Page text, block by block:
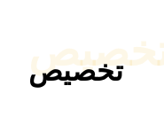
تخصيص